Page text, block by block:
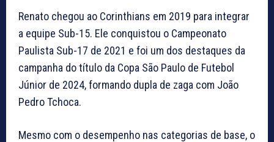
Renato chegou ao Corinthians em 2019 para integrar
a equipe Sub-15. Ele conquistou o Campeonato
Paulista Sub-17 de 2021 e foi um dos destaques da
campanha do título da Copa São Paulo de Futebol
Júnior de 2024, formando dupla de zaga com João
Pedro Tchoca.
Mesmo com o desempenho nas categorias de base, o